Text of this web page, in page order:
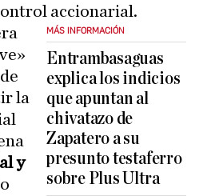
accionarial.
MÁS INFORMACIÓN
Entrambasaguas
explica los indicios
que apuntan al
chivatazo de
Zapatero a su
presunto testaferro
sobre Plus Ultra
la
y